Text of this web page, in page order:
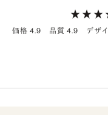
価格 4.9 品質 4.9 デザ